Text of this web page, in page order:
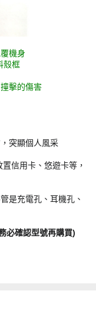
機身
殼框
擊的傷害
突顯個人風采
信用卡、悠遊卡等，
是充電孔、耳機孔、
必確認型號再購買)